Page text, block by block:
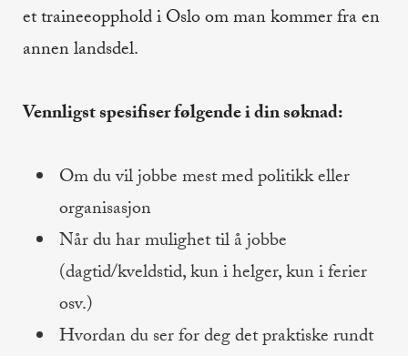
et traineeopphold i Oslo om man kommer fra en
annen landsdel.
Vennligst spesifiser følgende i din søknad:
Om du vil jobbe mest med politikk eller
organisasjon
Når du har mulighet til å jobbe
(dagtid/kveldstid, kun i helger, kun i ferier
osv.)
Hvordan du ser for deg det praktiske rundt